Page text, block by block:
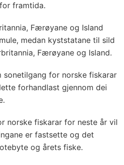
framtida.
Færøyane og Island
medan kyststatane til sild
Færøyane og Island.
sonetilgang for norske fiskarar
forhandlast gjennom dei
norske fiskarar for neste år vil
er fastsette og det
og årets fiske.